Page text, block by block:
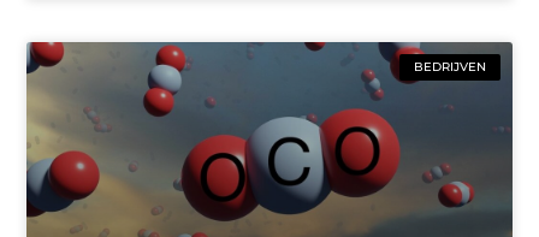
BEDRIJVEN